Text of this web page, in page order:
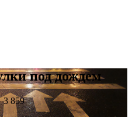
под дождем
3 859